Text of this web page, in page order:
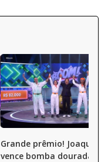
Grande prêmio! Joaquim
vence bomba dourada e